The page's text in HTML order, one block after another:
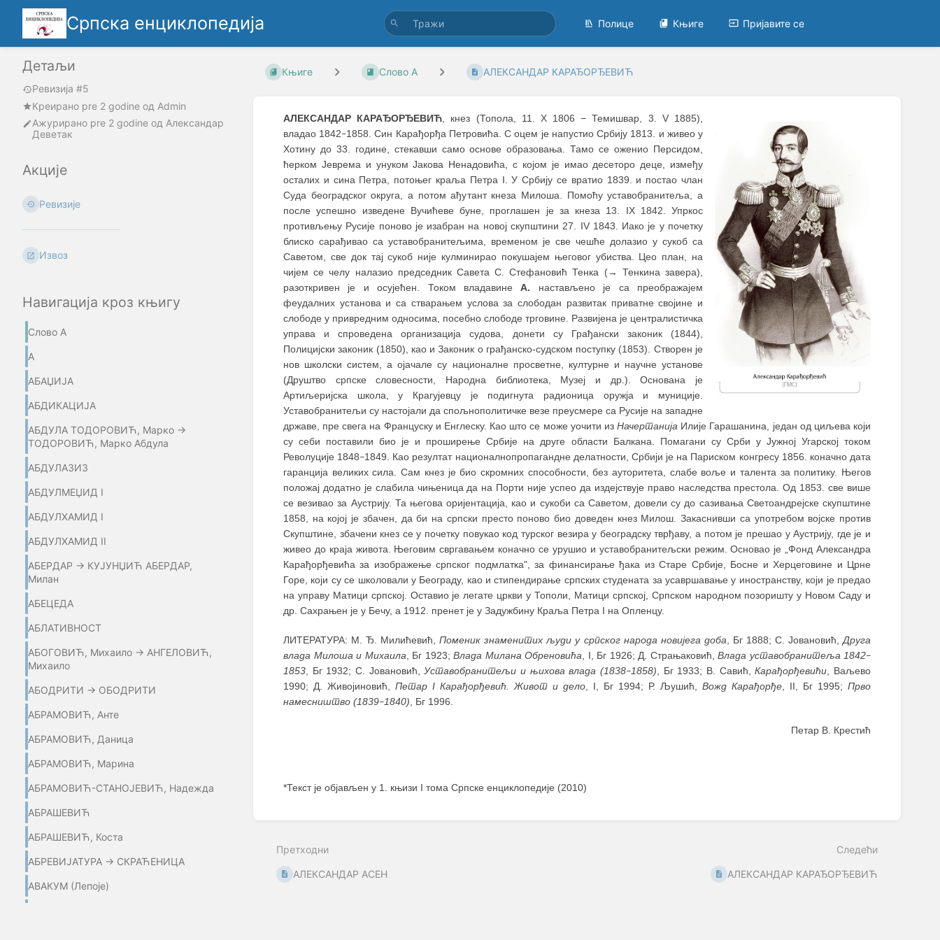
Српска енциклопедија Полице Књиге Пријавите се
Детаљи
Ревизија #5
Креирано pre 2 godine oд Admin
Ажурирано pre 2 godine од Александар
Деветак
Акције
Ревизије
Извоз
Навигација кроз књигу
Слово А
А
АБАЏИЈA
АБДИКАЦИЈА
АБДУЛА ТОДОРОВИЋ, Марко →
ТОДОРОВИЋ, Марко Абдула
АБДУЛАЗИЗ
АБДУЛМЕЏИД I
АБДУЛХАМИД I
АБДУЛХАМИД II
АБЕРДАР → КУЈУНЏИЋ АБЕРДАР,
Милан
АБЕЦЕДА
АБЛАТИВНОСТ
АБОГОВИЋ, Михаило → АНГЕЛОВИЋ,
Михаило
АБОДРИТИ → ОБОДРИТИ
АБРАМОВИЋ, Анте
АБРАМОВИЋ, Даница
АБРАМОВИЋ, Марина
АБРАМОВИЋ-СТАНОЈЕВИЋ, Надежда
АБРАШЕВИЋ
АБРАШЕВИЋ, Коста
АБРЕВИЈАТУРА → СКРАЋЕНИЦА
АВАКУМ (Лепоје)
Књиге Слово А АЛЕКСАНДАР КАРАЂОРЂЕВИЋ
АЛЕКСАНДАР КАРАЂОРЂЕВИЋ, кнез (Топола, 11. X 1806 − Темишвар, 3. V 1885),
владао 1842–1858. Син Карађорђа Петровића. С оцем је напустио Србију 1813. и живео у
Хотину до 33. године, стекавши само основе образовања. Тамо се оженио Персидом,
ћерком Јеврема и унуком Јакова Ненадовића, с којом је имао десеторо деце, између
осталих и сина Петра, потоњег краља Петра I. У Србију се вратио 1839. и постао члан
Суда београдског округа, а потом ађутант кнеза Милоша. Помоћу уставобранитеља, а
после успешно изведене Вучићеве буне, проглашен је за кнеза 13. IX 1842. Упркос
противљењу Русије поново је изабран на новој скупштини 27. IV 1843. Иако је у почетку
блиско сарађивао са уставобранитељима, временом је све чешће долазио у сукоб са
Саветом, све док тај сукоб није кулминирао покушајем његовог убиства. Цео план, на
чијем се челу налазио председник Савета С. Стефановић Тенка (→ Тенкина завера),
разоткривен је и осујећен. Током владавинеА. настављено је са преображајем
феудалних установа и са стварањем услова за слободан развитак приватне својине и
слободе у привредним односима, посебно слободе трговине. Развијена је централистичка
управа и спроведена организација судова, донети су Грађански законик (1844),
Полицијски законик (1850), као и Законик о грађанско-судском поступку (1853). Створен је
нов школски систем, а ојачале су националне просветне, културне и научне установе
(Друштво српске словесности, Народна библиотека, Музеј и др.). Основана је
Артиљеријска школа, у Крагујевцу је подигнута радионица оружја и муниције.
Уставобранитељи су настојали да спољнополитичке везе преусмере са Русије на западне
државе, пре свега на Француску и Енглеску. Као што се може уочити изНачертанија Илије Гарашанина, један од циљева који
су себи поставили био је и проширење Србије на друге области Балкана. Помагани су Срби у Јужној Угарској током
Револуције 1848–1849. Као резултат националнопропагандне делатности, Србији је на Париском конгресу 1856. коначно дата
гаранција великих сила. Сам кнез је био скромних способности, без ауторитета, слабе воље и талента за политику. Његов
положај додатно је слабила чињеница да на Порти није успео да издејствује право наследства престола. Од 1853. све више
се везивао за Аустрију. Та његова оријентација, као и сукоби са Саветом, довели су до сазивања Светоандрејске скупштине
1858, на којој је збачен, да би на српски престо поново био доведен кнез Милош. Закаснивши са употребом војске против
Скупштине, збачени кнез се у почетку повукао код турског везира у београдску тврђаву, а потом је прешао у Аустрију, где је и
живео до краја живота. Његовим свргавањем коначно се урушио и уставобранитељски режим. Основао је „Фонд Александра
Карађорђевића за изображење српског подмлатка", за финансирање ђака из Старе Србије, Босне и Херцеговине и Црне
Горе, који су се школовали у Београду, као и стипендирање српских студената за усавршавање у иностранству, који је предао
на управу Матици српској. Оставио је легате цркви у Тополи, Матици српској, Српском народном позоришту у Новом Саду и
др. Сахрањен је у Бечу, а 1912. пренет је у Задужбину Краља Петра I на Опленцу.
ЛИТЕРАТУРА: М. Ђ. Милићевић,Поменик знаменитих људи у српског народа новијега доба , Бг 1888; С. Јовановић, Друга
влада Милоша и Михаила , Бг 1923; Влада Милана Обреновића , I, Бг 1926; Д. Страњаковић, Влада уставобранитеља 1842–
1853 , Бг 1932; С. Јовановић,Уставобранитељи и њихова влада (1838–1858) , Бг 1933; В. Савић,Карађорђевићи , Ваљево
1990; Д. Живојиновић, Петар I Карађорђевић. Живот и дело , I, Бг 1994; Р. Љушић, Вожд Карађорђе , II, Бг 1995; Прво
намесништво (1839–1840) , Бг 1996.
Петар В. Крестић
*Текст је објављен у 1. књизи I тома Српске енциклопедије (2010)
mode
Претходни
АЛЕКСАНДАР АСЕН
Следећи
АЛЕКСАНДАР КАРАЂОРЂЕВИЋ